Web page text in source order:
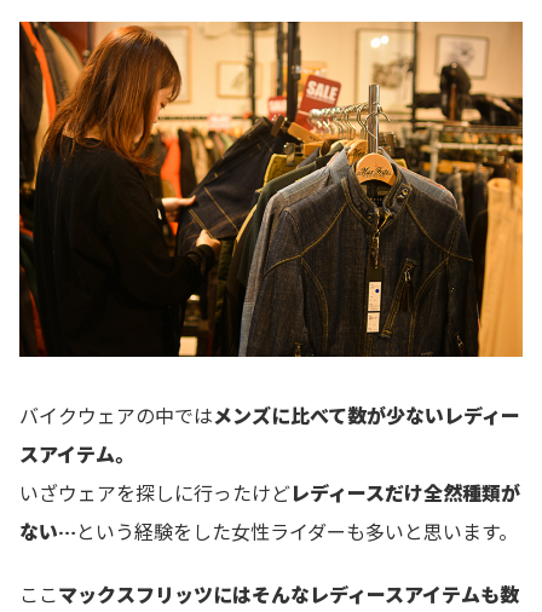
バイクウェアの中ではメンズに比べて数が少ないレディー
スアイテム。
いざウェアを探しに行ったけどレディースだけ全然種類が
ない…という経験をした女性ライダーも多いと思います。
ここマックスフリッツにはそんなレディースアイテムも数